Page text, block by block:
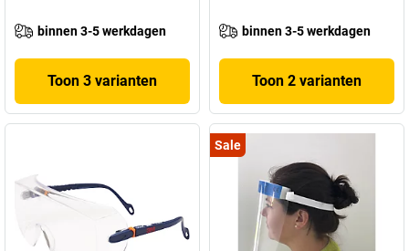
binnen 3-5 werkdagen
Toon 3 varianten
binnen 3-5 werkdagen
Toon 2 varianten
Sale